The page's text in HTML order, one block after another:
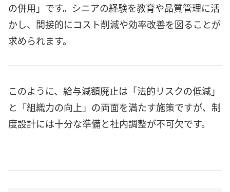
の併用」です。シニアの経験を教育や品質管理に活
かし、間接的にコスト削減や効率改善を図ることが
求められます。
このように、給与減額廃止は「法的リスクの低減」
と「組織力の向上」の両面を満たす施策ですが、制
度設計には十分な準備と社内調整が不可欠です。